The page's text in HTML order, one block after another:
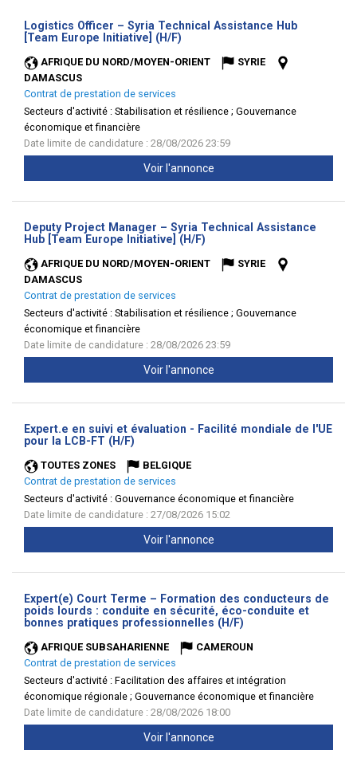
Logistics Officer – Syria Technical Assistance Hub
[Team Europe Initiative] (H/F)
AFRIQUE DU NORD/MOYEN-ORIENT
SYRIE
DAMASCUS
Contrat de prestation de services
Secteurs d'activité : Stabilisation et résilience ; Gouvernance
économique et financière
Date limite de candidature : 28/08/2026 23:59
Voir l'annonce
Deputy Project Manager – Syria Technical Assistance
Hub [Team Europe Initiative] (H/F)
AFRIQUE DU NORD/MOYEN-ORIENT
SYRIE
DAMASCUS
Contrat de prestation de services
Secteurs d'activité : Stabilisation et résilience ; Gouvernance
économique et financière
Date limite de candidature : 28/08/2026 23:59
Voir l'annonce
Expert.e en suivi et évaluation - Facilité mondiale de l'UE
pour la LCB-FT (H/F)
TOUTES ZONES
BELGIQUE
Contrat de prestation de services
Secteurs d'activité : Gouvernance économique et financière
Date limite de candidature : 27/08/2026 15:02
Voir l'annonce
Expert(e) Court Terme – Formation des conducteurs de
poids lourds : conduite en sécurité, éco-conduite et
bonnes pratiques professionnelles (H/F)
AFRIQUE SUBSAHARIENNE
CAMEROUN
Contrat de prestation de services
Secteurs d'activité : Facilitation des affaires et intégration
économique régionale ; Gouvernance économique et financière
Date limite de candidature : 28/08/2026 18:00
Voir l'annonce